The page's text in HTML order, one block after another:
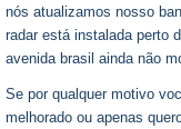
nós atualizamos nosso
radar está instalada perto
avenida brasil ainda não
Se por qualquer motivo
melhorado ou apenas